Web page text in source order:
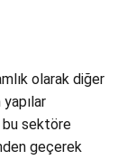
olarak diğer
bu sektöre
geçerek